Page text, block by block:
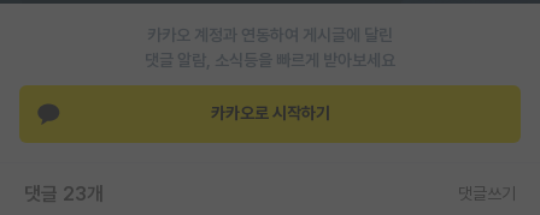
홍보 게시판
커리어
유학교육
이벤트
카카오 계정과 연동하여 게시글에 달린
댓글 알람, 소식등을 빠르게 받아보세요
카카오로 시작하기
댓글 23개 댓글쓰기